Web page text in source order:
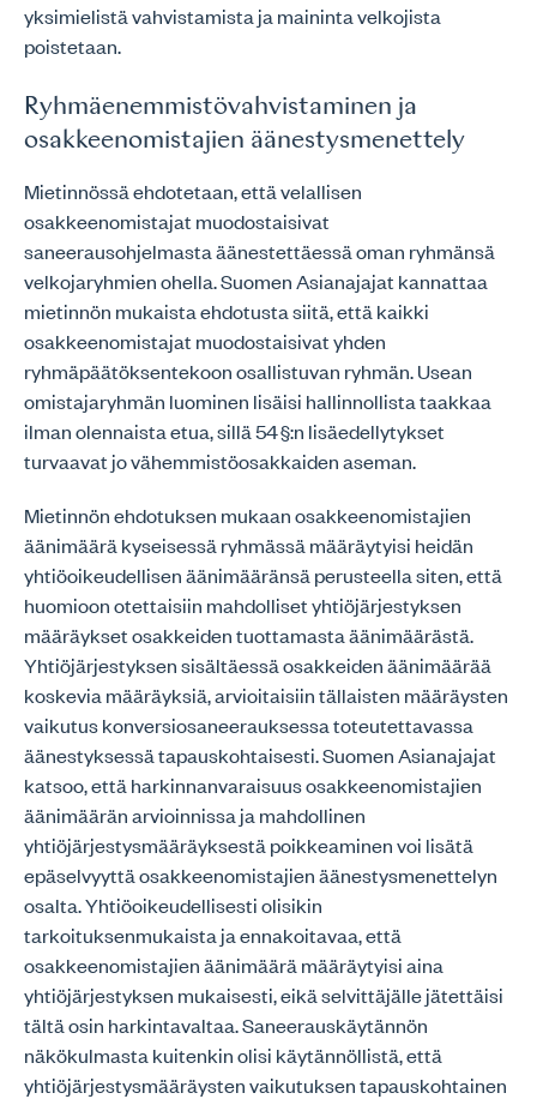
yksimielistä vahvistamista ja maininta velkojista
poistetaan.
Ryhmäenemmistövahvistaminen ja
osakkeenomistajien äänestysmenettely
Mietinnössä ehdotetaan, että velallisen
osakkeenomistajat muodostaisivat
saneerausohjelmasta äänestettäessä oman ryhmänsä
velkojaryhmien ohella. Suomen Asianajajat kannattaa
mietinnön mukaista ehdotusta siitä, että kaikki
osakkeenomistajat muodostaisivat yhden
ryhmäpäätöksentekoon osallistuvan ryhmän. Usean
omistajaryhmän luominen lisäisi hallinnollista taakkaa
ilman olennaista etua, sillä 54 §:n lisäedellytykset
turvaavat jo vähemmistöosakkaiden aseman.
Mietinnön ehdotuksen mukaan osakkeenomistajien
äänimäärä kyseisessä ryhmässä määräytyisi heidän
yhtiöoikeudellisen äänimääränsä perusteella siten, että
huomioon otettaisiin mahdolliset yhtiöjärjestyksen
määräykset osakkeiden tuottamasta äänimäärästä.
Yhtiöjärjestyksen sisältäessä osakkeiden äänimäärää
koskevia määräyksiä, arvioitaisiin tällaisten määräysten
vaikutus konversiosaneerauksessa toteutettavassa
äänestyksessä tapauskohtaisesti. Suomen Asianajajat
katsoo, että harkinnanvaraisuus osakkeenomistajien
äänimäärän arvioinnissa ja mahdollinen
yhtiöjärjestysmääräyksestä poikkeaminen voi lisätä
epäselvyyttä osakkeenomistajien äänestysmenettelyn
osalta. Yhtiöoikeudellisesti olisikin
tarkoituksenmukaista ja ennakoitavaa, että
osakkeenomistajien äänimäärä määräytyisi aina
yhtiöjärjestyksen mukaisesti, eikä selvittäjälle jätettäisi
tältä osin harkintavaltaa. Saneerauskäytännön
näkökulmasta kuitenkin olisi käytännöllistä, että
yhtiöjärjestysmääräysten vaikutuksen tapauskohtainen